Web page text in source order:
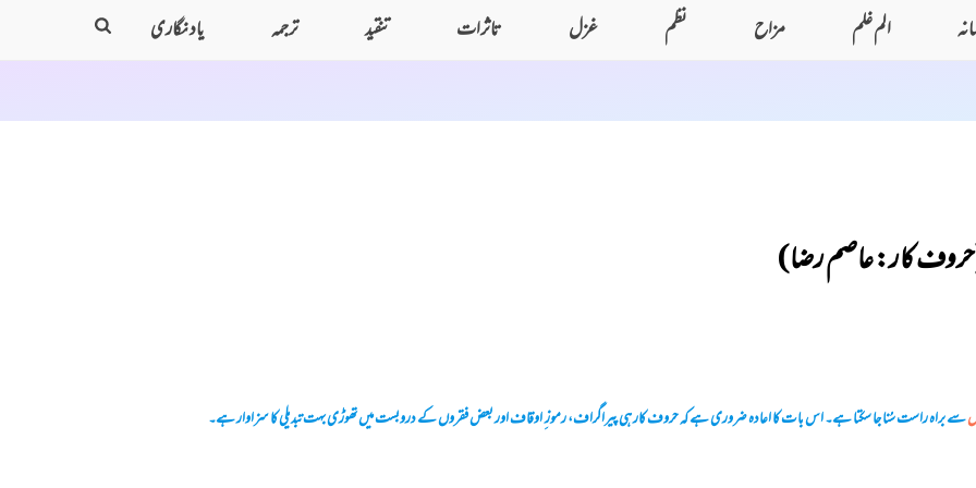
یاد نگاری ترجمہ تنقید تاثرات غزل نظم مزاح الم غلم
(حروف کار: عاصم رضا)
سے براہ راست سُنا جا سکتا ہے۔ اس بات کا اعادہ ضروری ہے کہ حروف کار ہی پیراگراف، رموز ِ اوقاف اور بعض فقروں کے دروبست میں تھوڑی بہت تبدیلی کا سزاوار ہے۔